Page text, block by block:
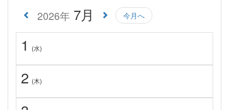
2026年 7月 今月へ
1 (水)
2 (木)